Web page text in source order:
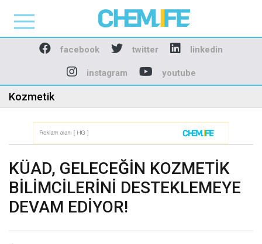
Chemlife - Basılı ve
facebook twitter linkedin
instagram youtube
Kozmetik
KÜAD, GELECEĞİN KOZMETİK
BİLİMCİLERİNİ DESTEKLEMEYE
DEVAM EDİYOR!